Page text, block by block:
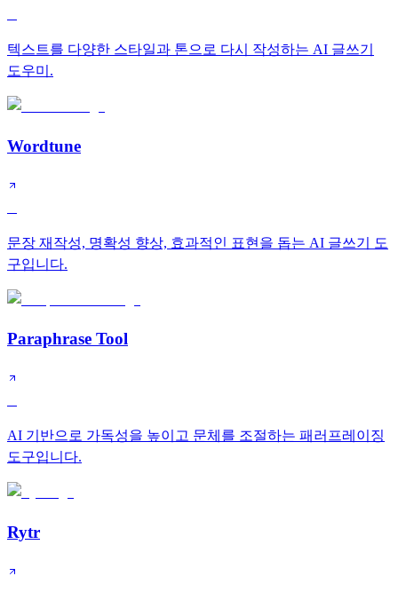
텍스트를 다양한 스타일과 톤으로 다시 작성하는 AI 글쓰기
도우미.
Wordtune
문장 재작성, 명확성 향상, 효과적인 표현을 돕는 AI 글쓰기 도
구입니다.
Paraphrase Tool
AI 기반으로 가독성을 높이고 문체를 조절하는 패러프레이징
도구입니다.
Rytr